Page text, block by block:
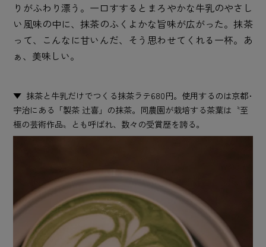
りがふわり漂う。一口すするとまろやかな牛乳のやさし
い風味の中に、抹茶のふくよかな旨味が広がった。抹茶
って、こんなに甘いんだ、そう思わせてくれる一杯。あ
ぁ、美味しい。
抹茶と牛乳だけでつくる抹茶ラテ680円。使用するのは京都･
宇治にある「製茶 辻喜」の抹茶。同農園が栽培する茶葉は〝至
極の芸術作品〟とも呼ばれ、数々の受賞歴を誇る。